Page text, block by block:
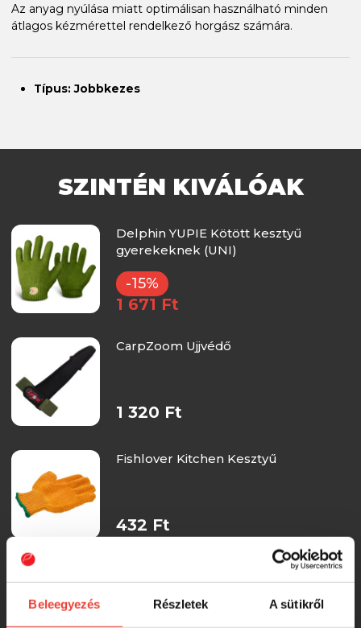
Beleegyezés Részletek A sütikről
Az anyag nyúlása miatt optimálisan használható minden
átlagos kézmérettel rendelkező horgász számára.
Típus: Jobbkezes
SZINTÉN KIVÁLÓAK
Delphin YUPIE Kötött kesztyű
gyerekeknek (UNI)
-15%
1 671 Ft
CarpZoom Ujjvédő
1 320 Ft
Fishlover Kitchen Kesztyű
432 Ft
CarpZoom Ujjvédős dobókesztyű